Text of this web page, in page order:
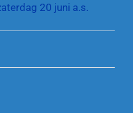
20 juni a.s.